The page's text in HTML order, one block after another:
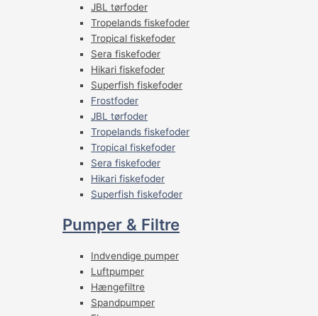
JBL tørfoder
Tropelands fiskefoder
Tropical fiskefoder
Sera fiskefoder
Hikari fiskefoder
Superfish fiskefoder
Frostfoder
JBL tørfoder
Tropelands fiskefoder
Tropical fiskefoder
Sera fiskefoder
Hikari fiskefoder
Superfish fiskefoder
Pumper & Filtre
Indvendige pumper
Luftpumper
Hængefiltre
Spandpumper